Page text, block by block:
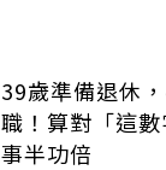
39歲準備退休
職！算對「這
事半功倍